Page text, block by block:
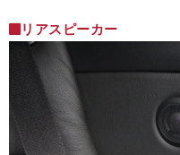
リアスピーカー